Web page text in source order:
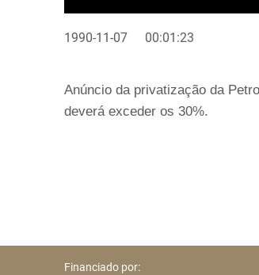
1990-11-07 00:01:23
Anúncio da privatização da
deverá exceder os 30%.
Financiado por: